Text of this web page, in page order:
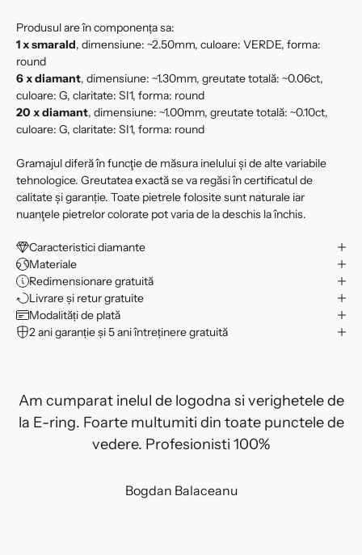
Produsul are în componența sa:
1 x smarald, dimensiune: ~2.50mm, culoare: VERDE, forma:
round
6 xdiamant, dimensiune: ~1.30mm, greutate totală: ~0.06ct,
culoare: G, claritate: SI1, forma: round
20 xdiamant, dimensiune: ~1.00mm, greutate totală: ~0.10ct,
culoare: G, claritate: SI1, forma: round
Gramajul diferă în funcţie de măsura inelului şi de alte variabile
tehnologice. Greutatea exactă se va regăsi în certificatul de
calitate şi garanție. Toate pietrele folosite sunt naturale iar
nuanţele pietrelor colorate pot varia de la deschis la închis.
Caracteristici diamante
Materiale
Redimensionare gratuită
Livrare și retur gratuite
Modalități de plată
2 ani garanție și 5 ani întreținere gratuită
Am cumparat inelul de logodna si verighetele de
la E-ring. Foarte multumiti din toate punctele de
vedere. Profesionisti 100%
Bogdan Balaceanu